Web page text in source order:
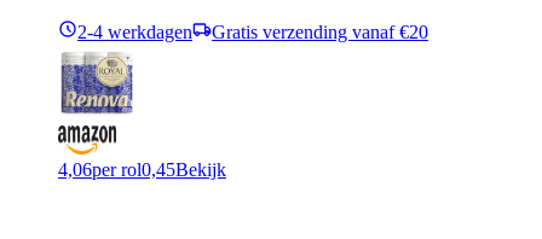
2-4 werkdagen Gratis verzending vanaf €20
4,06per rol0,45Bekijk